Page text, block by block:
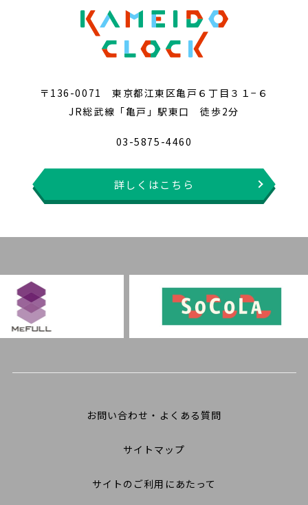
〒136-0071 東京都江東区亀戸６丁目３１−６
JR総武線「亀戸」駅東口 徒歩2分
03-5875-4460
詳しくはこちら
お問い合わせ・よくある質問
サイトマップ
サイトのご利用にあたって